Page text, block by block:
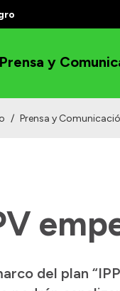
Prensa y
/ Prensa y
del plan